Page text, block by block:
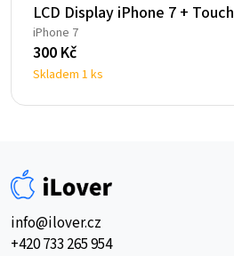
LCD Display iPhone 7 + Touch
iPhone 7
300 Kč
Skladem 1 ks
info@ilover.cz
+420 733 265 954